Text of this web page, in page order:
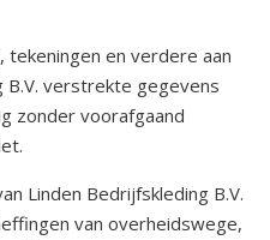
tekeningen en verdere aan
verstrekte gegevens
zonder voorafgaand
Linden Bedrijfskleding B.V.
van overheidswege,